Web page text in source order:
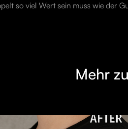
so viel Wert sein muss wie der
Mehr